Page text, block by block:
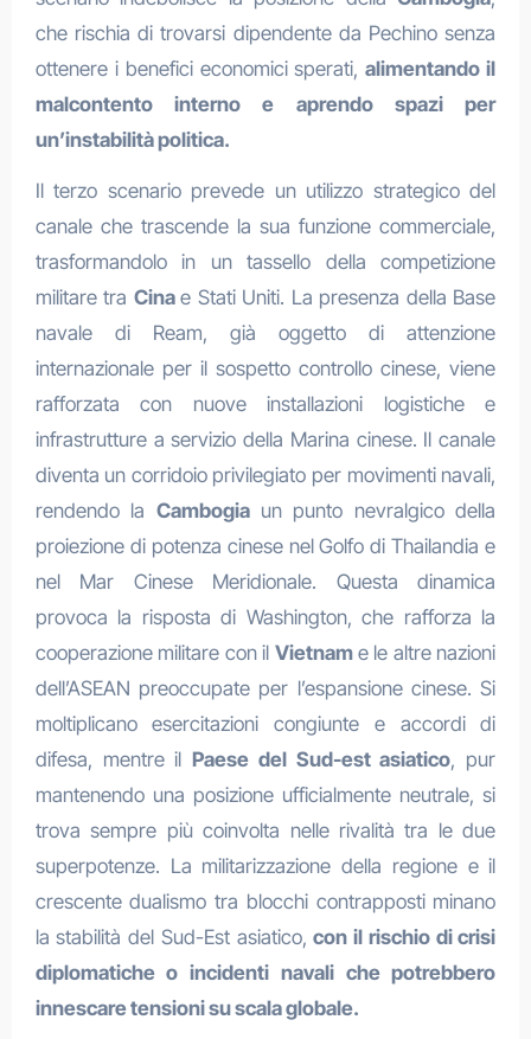
che rischia di trovarsi dipendente da Pechino senza
ottenere i benefici economici sperati,alimentando il
malcontento interno e aprendo spazi per
un’instabilità politica.
Il terzo scenario prevede un utilizzo strategico del
canale che trascende la sua funzione commerciale,
trasformandolo in un tassello della competizione
militare tra Cinae Stati Uniti. La presenza della Base
navale di Ream, già oggetto di attenzione
internazionale per il sospetto controllo cinese, viene
rafforzata con nuove installazioni logistiche e
infrastrutture a servizio della Marina cinese. Il canale
diventa un corridoio privilegiato per movimenti navali,
rendendo la Cambogiaun punto nevralgico della
proiezione di potenza cinese nel Golfo di Thailandia e
nel Mar Cinese Meridionale. Questa dinamica
provoca la risposta di Washington, che rafforza la
cooperazione militare con il Vietname le altre nazioni
dell’ASEAN preoccupate per l’espansione cinese. Si
moltiplicano esercitazioni congiunte e accordi di
difesa, mentre il Paese del Sud-est asiatico, pur
mantenendo una posizione ufficialmente neutrale, si
trova sempre più coinvolta nelle rivalità tra le due
superpotenze. La militarizzazione della regione e il
crescente dualismo tra blocchi contrapposti minano
la stabilità del Sud-Est asiatico,con il rischio di crisi
diplomatiche o incidenti navali che potrebbero
innescare tensioni su scala globale.